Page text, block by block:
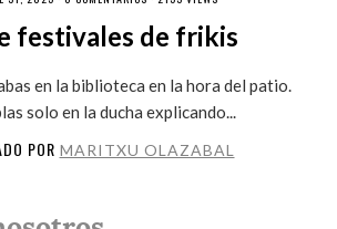
festivales de frikis
en la biblioteca en la hora del patio.
solo en la ducha explicando...
POR MARITXU OLAZABAL